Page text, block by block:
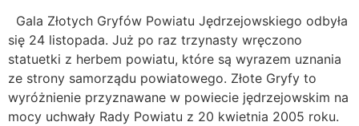
Gala Złotych Gryfów Powiatu Jędrzejowskiego odbyła
się 24 listopada. Już po raz trzynasty wręczono
statuetki z herbem powiatu, które są wyrazem uznania
ze strony samorządu powiatowego. Złote Gryfy to
wyróżnienie przyznawane w powiecie jędrzejowskim na
mocy uchwały Rady Powiatu z 20 kwietnia 2005 roku.